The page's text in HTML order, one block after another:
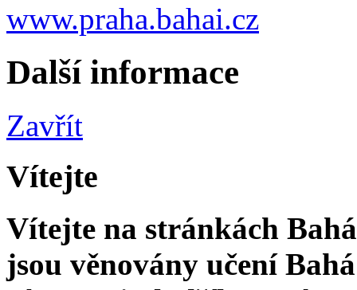
www.praha.bahai.cz
Další informace
Zavřít
Vítejte
Vítejte na stránkách
jsou věnovány učení